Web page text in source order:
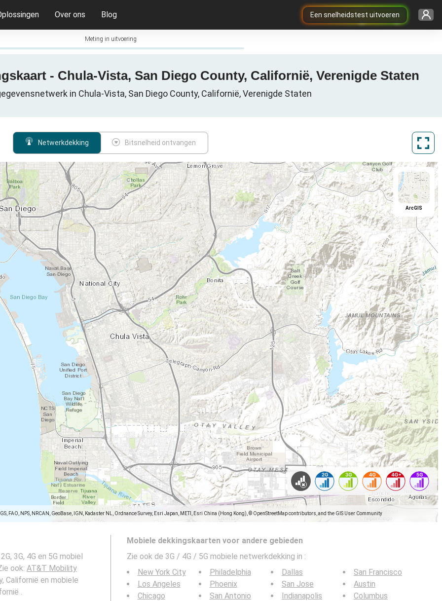
Een snelheidstest uitvoeren
Over ons Blog
Meting in uitvoering
- Chula-Vista, San Diego County, Californië, Verenigde Staten
in Chula-Vista, San Diego County, Californië, Verenigde Staten
Netwerkdekking Bitsnelheid ontvangen
FAO, NPS, NRCAN, GeoBase, IGN, Kadaster NL, Ordnance Survey, Esri Japan, METI, Esri China (Hong Kong), © OpenStreetMap contributors, and the GIS User Community
ArcGIS
3G, 4G en 5G mobiel
ook: AT&T Mobility
Californië en mobiele
.
Mobiele dekkingskaarten voor andere gebieden
Zie ook de 3G / 4G / 5G mobiele netwerkdekking in :
New York City
Los Angeles
Chicago
Philadelphia
Phoenix
San Antonio
Dallas
San Jose
Indianapolis
San Francisco
Austin
Columbus